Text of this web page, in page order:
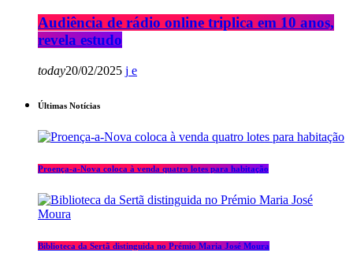
Audiência de rádio online triplica em 10 anos,
revela estudo
today20/02/2025
Últimas Notícias
Proença-a-Nova coloca à venda quatro lotes para habitação
Biblioteca da Sertã distinguida no Prémio Maria José Moura